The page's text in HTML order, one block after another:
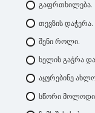
გაფრთხილება.
თევზის დაჭერა.
შენი როლი.
ხელის გაჭრა და
აყურებინე
სწორი